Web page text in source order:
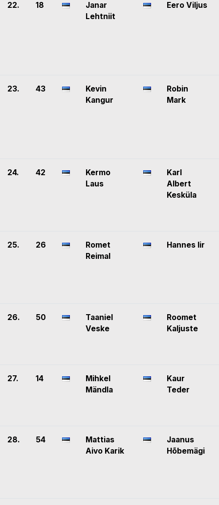
22. 18
Janar
Lehtniit
Eero Viljus
23. 43
Kevin
Kangur
Robin
Mark
24. 42
Kermo
Laus
Karl
Albert
Kesküla
25. 26
Romet
Reimal
Hannes Iir
26. 50
Taaniel
Veske
Roomet
Kaljuste
27. 14
Mihkel
Mändla
Kaur
Teder
28. 54
Mattias
Aivo Karik
Jaanus
Hõbemägi